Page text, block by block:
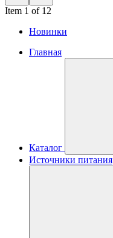
Item 1 of 12
Новинки
Главная
Каталог
Источники питания